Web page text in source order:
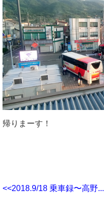
帰りまーす！
<<2018.9/18 乗車録〜高野...